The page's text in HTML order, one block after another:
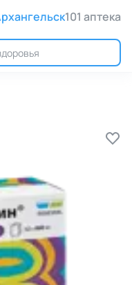
101 аптека